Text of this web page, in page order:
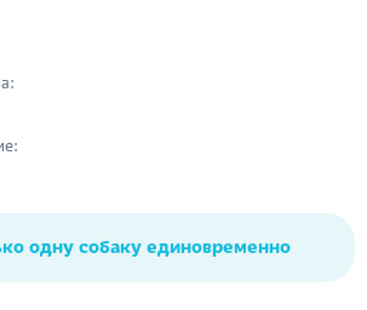
одну собаку единовременно